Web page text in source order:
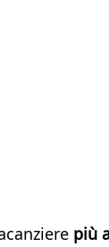
più